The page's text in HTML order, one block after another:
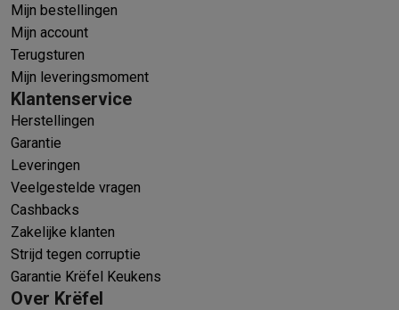
Mijn bestellingen
Mijn account
Terugsturen
Mijn leveringsmoment
Klantenservice
Herstellingen
Garantie
Leveringen
Veelgestelde vragen
Cashbacks
Zakelijke klanten
Strijd tegen corruptie
Garantie Krëfel Keukens
Over Krëfel